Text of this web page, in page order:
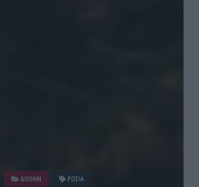
ΔΙΕΘΝΗ ΡΩΣΙΑ